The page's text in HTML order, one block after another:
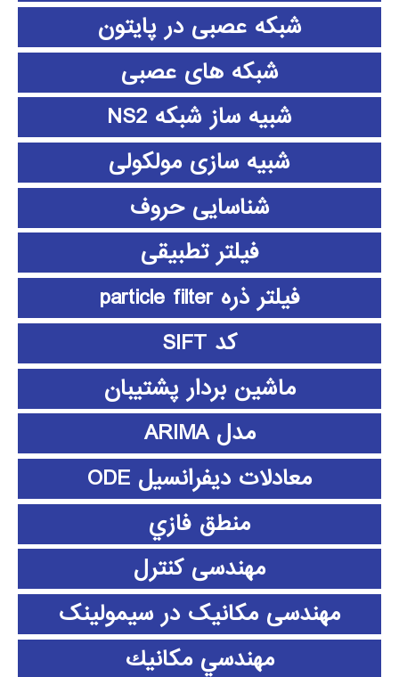
شبکه عصبی در پایتون
شبکه های عصبی
شبیه ساز شبکه NS2
شبیه سازی مولکولی
شناسایی حروف
فیلتر تطبیقی
فیلتر ذره particle filter
کد SIFT
ماشین بردار پشتیبان
مدل ARIMA
معادلات دیفرانسیل ODE
منطق فازي
مهندسی کنترل
مهندسی مکانیک در سیمولینک
مهندسي مكانيك